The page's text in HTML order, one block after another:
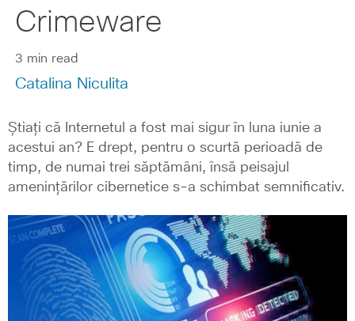
Crimeware
3 min read
Catalina Niculita
Știați că Internetul a fost mai sigur în luna iunie a
acestui an? E drept, pentru o scurtă perioadă de
timp, de numai trei săptămâni, însă peisajul
amenințărilor cibernetice s-a schimbat semnificativ.